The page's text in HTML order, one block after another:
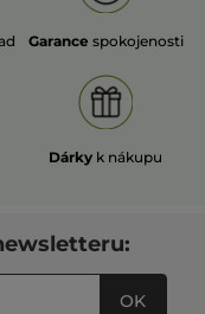
Garance spokojenosti
Dárky k nákupu
OK